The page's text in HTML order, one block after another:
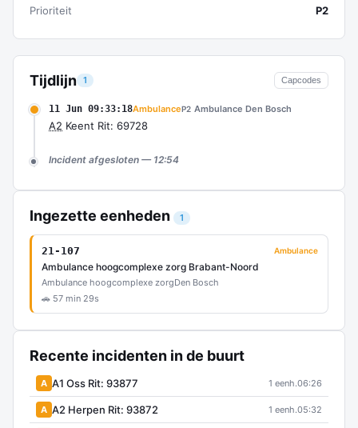
Tijdlijn 1 Capcodes
11 Jun 09:33:18AmbulanceP2 Ambulance Den Bosch
A2 Keent Rit: 69728
Incident afgesloten — 12:54
Ingezette eenheden 1
21-107 Ambulance
Ambulance hoogcomplexe zorg Brabant-Noord
Ambulance hoogcomplexe zorgDen Bosch
🚗 57 min 29s
Recente incidenten in de buurt
A A1 Oss Rit: 93877 1 eenh.06:26
A A2 Herpen Rit: 93872 1 eenh.05:32
Prioriteit
P2